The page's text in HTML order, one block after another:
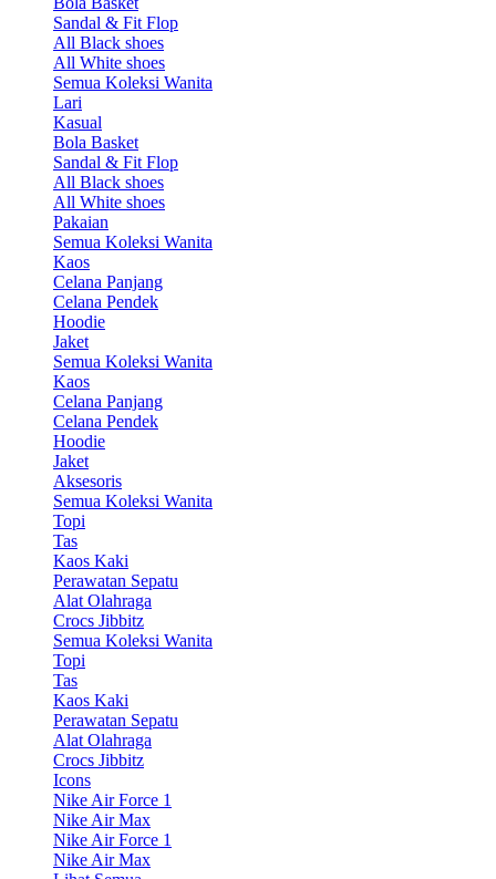
Sandal & Fit Flop
All Black shoes
All White shoes
Semua Koleksi Wanita
Lari
Kasual
Bola Basket
Sandal & Fit Flop
All Black shoes
All White shoes
Pakaian
Semua Koleksi Wanita
Kaos
Celana Panjang
Celana Pendek
Hoodie
Jaket
Semua Koleksi Wanita
Kaos
Celana Panjang
Celana Pendek
Hoodie
Jaket
Aksesoris
Semua Koleksi Wanita
Topi
Tas
Kaos Kaki
Perawatan Sepatu
Alat Olahraga
Crocs Jibbitz
Semua Koleksi Wanita
Topi
Tas
Kaos Kaki
Perawatan Sepatu
Alat Olahraga
Crocs Jibbitz
Icons
Nike Air Force 1
Nike Air Max
Nike Air Force 1
Nike Air Max